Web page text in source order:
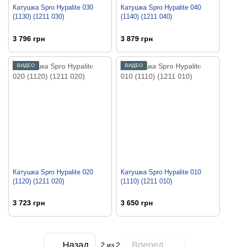
Катушка Spro Hypalite 030
(1130) (1211 030)
3 796 грн
Катушка Spro Hypalite 040
(1140) (1211 040)
3 879 грн
ВИДЕО
Катушка Spro Hypalite 020
(1120) (1211 020)
3 723 грн
ВИДЕО
Катушка Spro Hypalite 010
(1110) (1211 010)
3 650 грн
Назад 2 из 2 Вперед